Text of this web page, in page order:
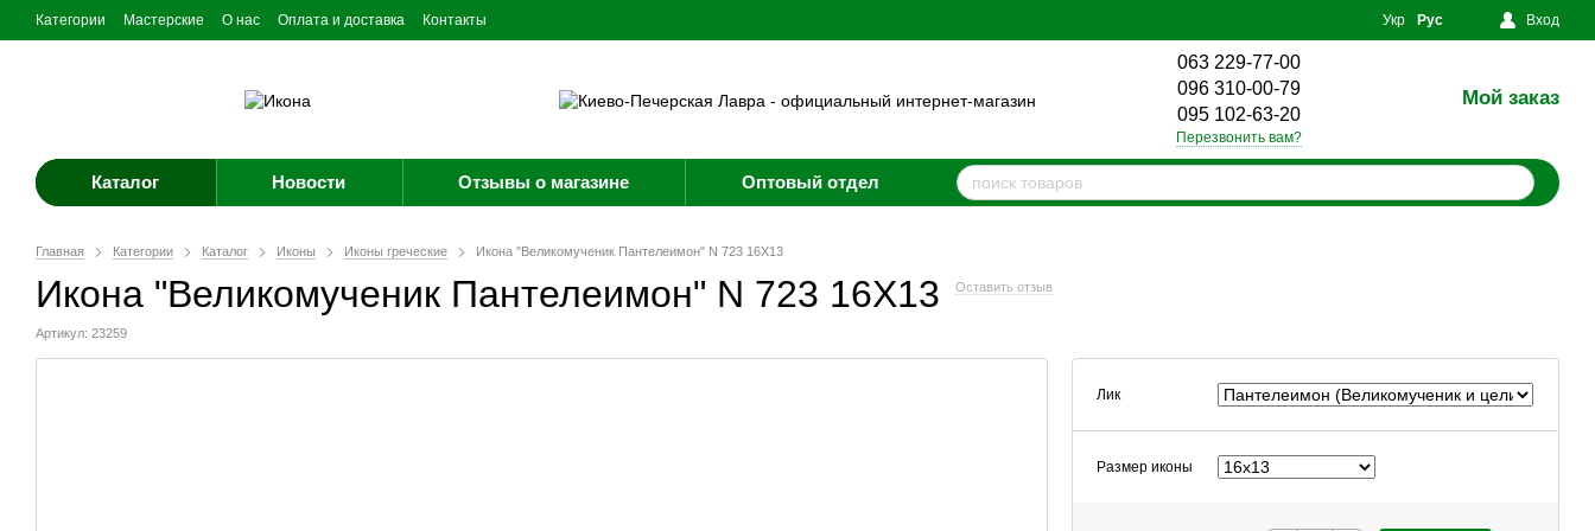
Категории Мастерские О нас Оплата и доставка Контакты Укр Рус Вход
063 229-77-00
096 310-00-79
095 102-63-20
Перезвонить вам?
Мой заказ
Каталог Новости Отзывы о магазине Оптовый отдел
Главная Категории Каталог Иконы Иконы греческие Икона "Великомученик Пантелеимон" N 723 16X13
Икона "Великомученик Пантелеимон" N 723 16X13 Оставить отзыв
Артикул: 23259
Лик
Размер иконы